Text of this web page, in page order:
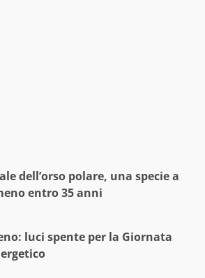
dell’orso polare, una specie a
entro 35 anni
luci spente per la Giornata